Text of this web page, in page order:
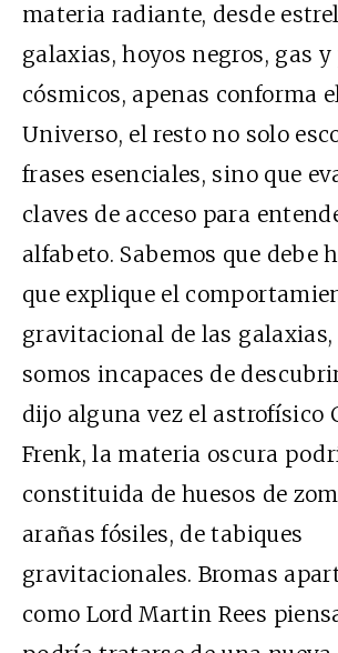
materia radiante, desde
galaxias, hoyos negros, gas
cósmicos, apenas conforma
Universo, el resto no solo
frases esenciales, sino que
claves de acceso para
alfabeto. Sabemos que debe
que explique el
gravitacional de las
somos incapaces de
dijo alguna vez el astrofísico
Frenk, la materia oscura
constituida de huesos de
arañas fósiles, de tabiques
gravitacionales. Bromas
como Lord Martin Rees